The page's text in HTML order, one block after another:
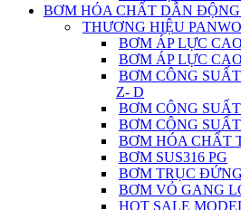
BƠM HÓA CHẤT DẪN
THƯƠNG HIỆU
BƠM ÁP LỰC
BƠM ÁP LỰC
BƠM CÔNG
Z- D
BƠM CÔNG
BƠM CÔNG
BƠM HÓA CHẤT
BƠM SUS316 PG
BƠM TRỤC
BƠM VỎ GANG
HOT SALE